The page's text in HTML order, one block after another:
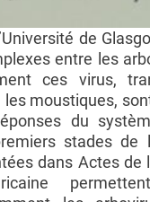
de
entre les
ces virus,
moustiques,
du
stades de
dans Actes de